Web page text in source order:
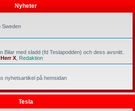
Nyheter
Sweden
Bilar med sladd (fd Teslapodden) och dess avsnitt.
Herr X Redaktion
nyhetsartikel på hemsidan
Tesla